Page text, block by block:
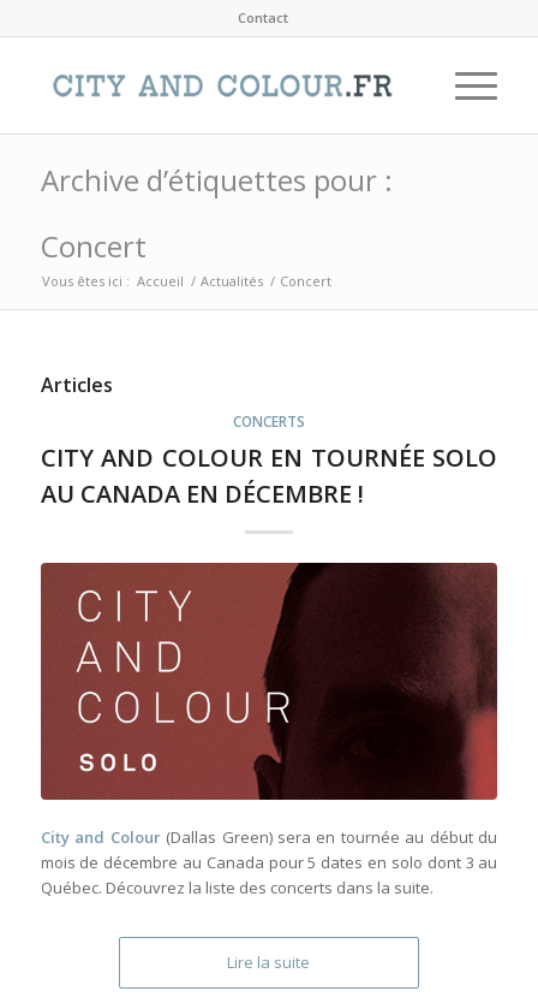
Contact
Archive d’étiquettes pour :
Concert
Vous êtes ici : Accueil / Actualités / Concert
Articles
CONCERTS
CITY AND COLOUR EN TOURNÉE SOLO
AU CANADA EN DÉCEMBRE !
City and Colour(Dallas Green) sera en tournée au début du
mois de décembre au Canada pour 5 dates en solo dont 3 au
Québec. Découvrez la liste des concerts dans la suite.
Lire la suite